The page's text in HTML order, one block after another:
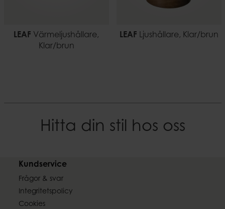
LEAF Värmeljushållare,
Klar/brun
LEAF Ljushållare, Klar/brun
Hitta din stil hos oss
Kundservice
Frågor & svar
Integritetspolicy
Cookies